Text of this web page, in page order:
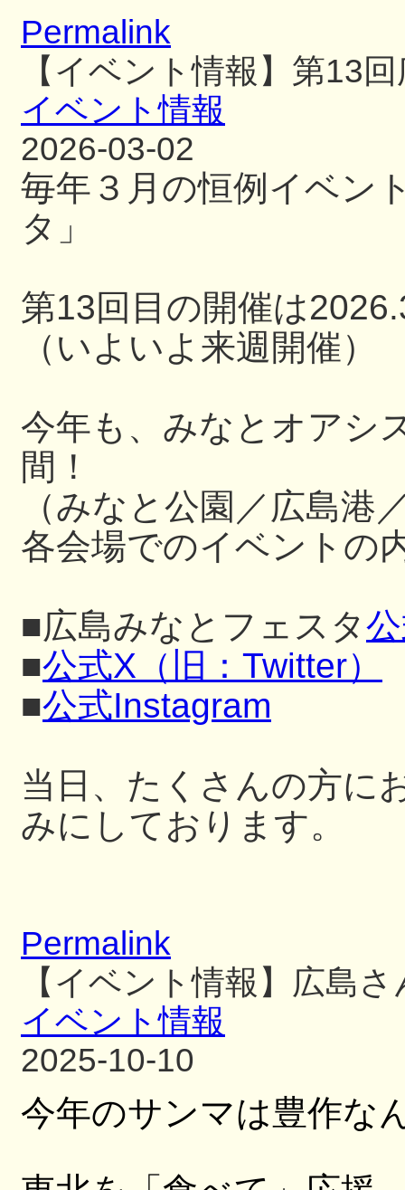
Permalink
【イベント情報】第13
イベント情報
2026-03-02
毎年３月の恒例イベン
タ」
第13回目の開催は
（いよいよ来週開催）
今年も、みなとオアシ
間！
（みなと公園／広島港
各会場でのイベントの
■広島みなとフェスタ
■公式X（旧：Twitter）
■公式Instagram
当日、たくさんの方に
みにしております。
Permalink
【イベント情報】広島
イベント情報
2025-10-10
今年のサンマは豊作な